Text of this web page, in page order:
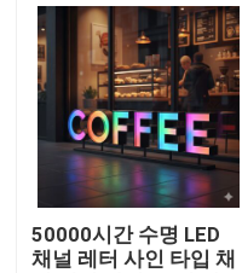
50000시간 수명 LED
채널 레터 사인 타입 채